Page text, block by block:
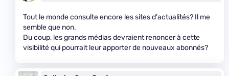
Tout le monde consulte encore les sites d'actualités? Il me
semble que non.
Du coup, les grands médias devraient renoncer à cette
visibilité qui pourrait leur apporter de nouveaux abonnés?